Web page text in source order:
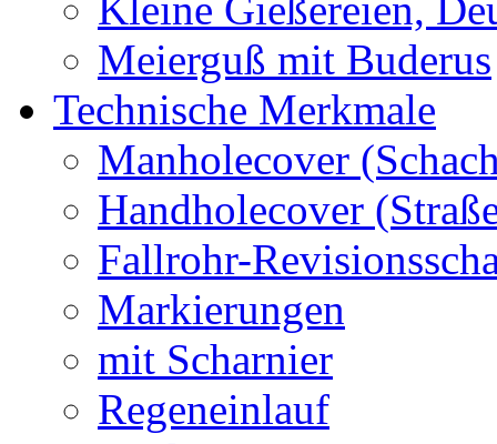
Meierguß mit Buderus
Technische Merkmale
Manholecover
Handholecover
Fallrohr-
Markierungen
mit Scharnier
Regeneinlauf